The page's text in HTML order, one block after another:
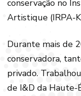
conservação no
Artistique (IRPA-
Durante mais de
conservadora,
privado.
de I&D da Haute-